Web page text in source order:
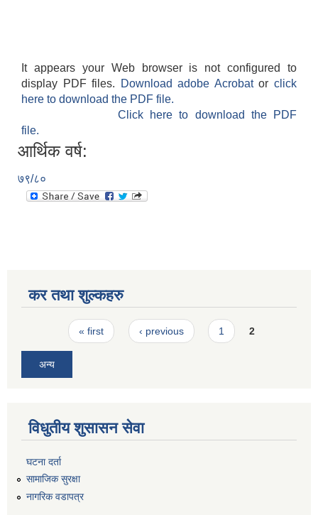
It appears your Web browser is not configured to
display PDF files.
Download adobe Acrobatorclick
here to download the PDF file.
Click here to download the PDF
file.
आर्थिक वर्ष:
७९/८०
कर तथा शुल्कहरु
Pages« first ‹ previous 1 2
अन्य
विधुतीय शुसासन सेवा
घटना दर्ता
सामाजिक सुरक्षा
नागरिक वडापत्र